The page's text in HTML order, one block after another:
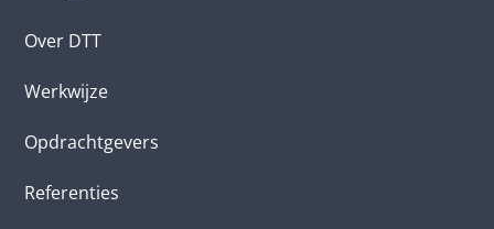
Over DTT
Werkwijze
Opdrachtgevers
Referenties